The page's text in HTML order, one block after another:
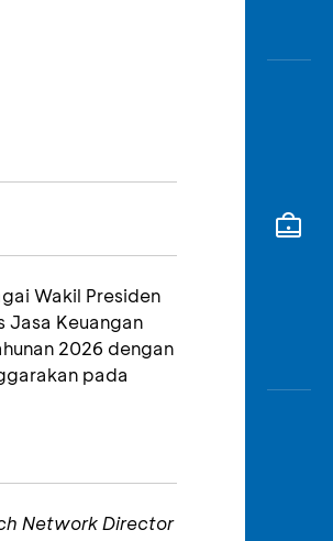
BANYAK
Awas
Wakil Presiden
Jasa Keuangan
2026 dengan
pada
Network Director